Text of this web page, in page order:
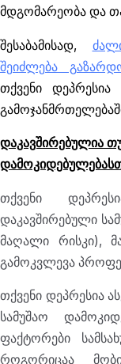
მდგომარეობა და
შესაბამისად,
შეიძლება
თქვენი
დაკავშირებულია
თქვენი
დაკავშირებული
მაღალი რისკი),
გამოკვლევა
თქვენი დეპრესია
სამუშაო
ფაქტორები
როგორიცაა